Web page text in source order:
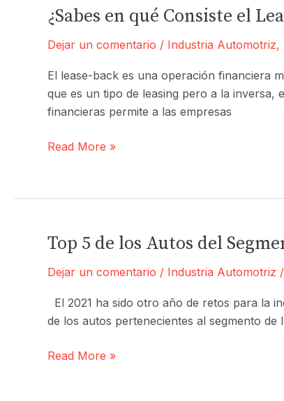
de
Autos
en
del
Medio
Ambiente
¿Sabes en qué Consiste el
Dejar un comentario / Industria Automotriz,
El lease-back es una operación financiera
que es un tipo de leasing pero a la inversa,
financieras permite a las empresas
¿Sabes
Consiste
Lease-
back
?
Read More »
Top 5 de los Autos del
Dejar un comentario / Industria Automotriz /
El 2021 ha sido otro año de retos para la
de los autos pertenecientes al segmento
Top
Read More »